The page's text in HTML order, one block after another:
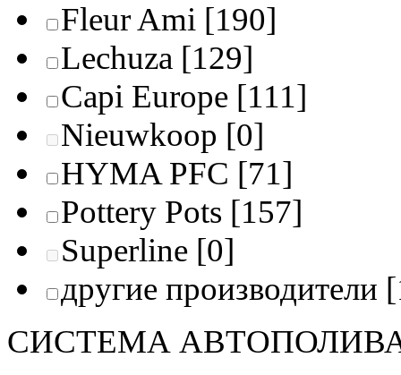
Fleur Ami [190]
Lechuza [129]
Capi Europe [111]
Nieuwkoop [0]
HYMA PFC [71]
Pottery Pots [157]
Superline [0]
другие производители
СИСТЕМА